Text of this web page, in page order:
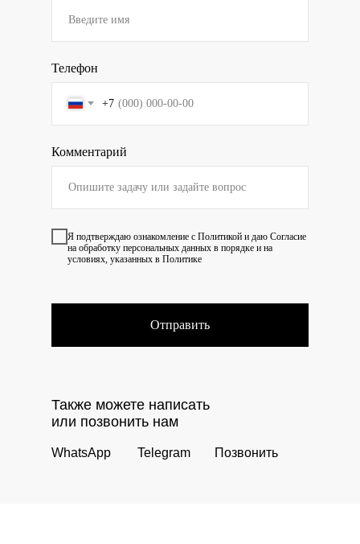
Телефон
+7
Комментарий
Я подтверждаю ознакомление с Политикой и даю Согласие
на обработку персональных данных в порядке и на
условиях, указанных в Политике
Отправить
Позвонить
Telegram
WhatsApp
Также можете написать
или позвонить нам